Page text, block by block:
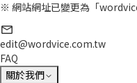
※ 網站網址已變更為「
edit@wordvice.com.tw
FAQ
關於我們